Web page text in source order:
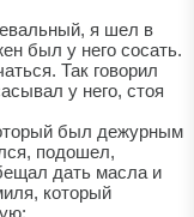
я шел в
был у него сосать.
Так говорил
у него, стоя
был дежурным
подошел,
дать масла и
который